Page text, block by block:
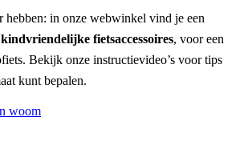
hebben: in onze webwinkel vind je een
kindvriendelijke fietsaccessoires, voor een
Bekijk onze instructievideo’s voor tips
kunt bepalen.
woom